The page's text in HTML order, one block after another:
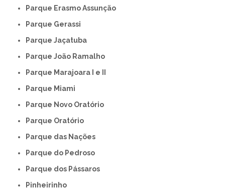
Parque Erasmo Assunção
Parque Gerassi
Parque Jaçatuba
Parque João Ramalho
Parque Marajoara I e II
Parque Miami
Parque Novo Oratório
Parque Oratório
Parque das Nações
Parque do Pedroso
Parque dos Pássaros
Pinheirinho